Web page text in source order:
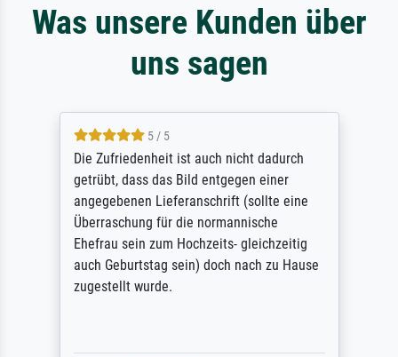
Was unsere Kunden über
uns sagen
5 / 5
Die Zufriedenheit ist auch nicht dadurch
getrübt, dass das Bild entgegen einer
angegebenen Lieferanschrift (sollte eine
Überraschung für die normannische
Ehefrau sein zum Hochzeits- gleichzeitig
auch Geburtstag sein) doch nach zu Hause
zugestellt wurde.